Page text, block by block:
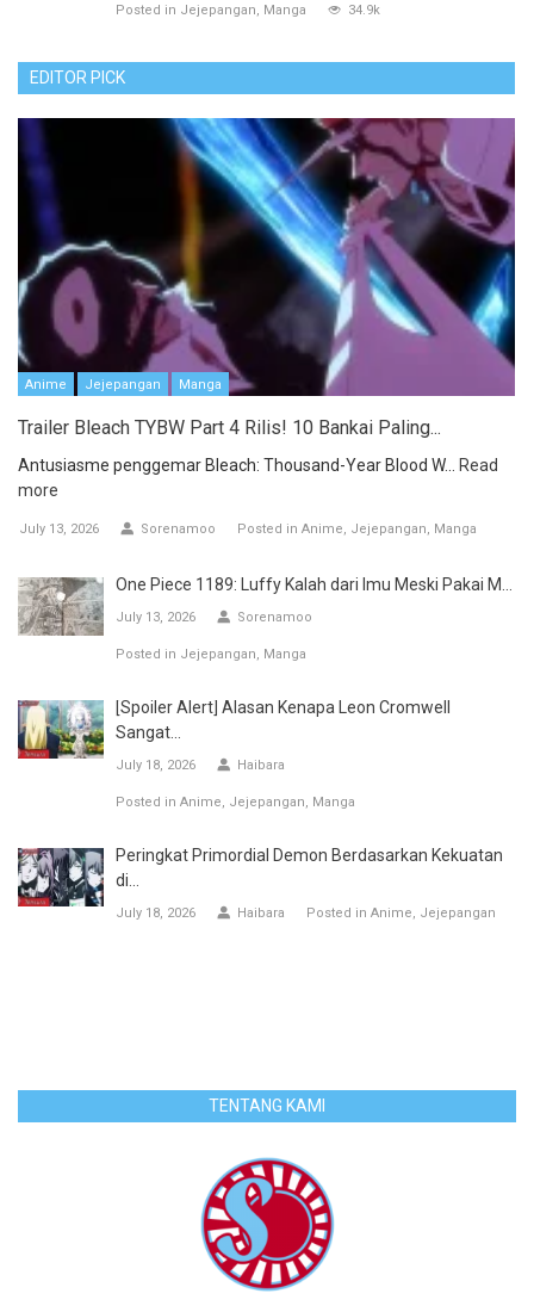
Posted in Jejepangan Manga 34.9k
EDITOR PICK
Anime Jejepangan Manga
Trailer Bleach TYBW Part 4 Rilis! 10 Bankai Paling...
Antusiasme penggemar Bleach: Thousand-Year Blood W...
Read
more
July 13, 2026 Sorenamoo Posted in Anime Jejepangan Manga
One Piece 1189: Luffy Kalah dari Imu Meski Pakai M...
July 13, 2026 Sorenamoo
Posted in Jejepangan Manga
[Spoiler Alert] Alasan Kenapa Leon Cromwell
Sangat...
July 18, 2026 Haibara
Posted in Anime Jejepangan Manga
Peringkat Primordial Demon Berdasarkan Kekuatan
di...
July 18, 2026 Haibara Posted in Anime Jejepangan
TENTANG KAMI